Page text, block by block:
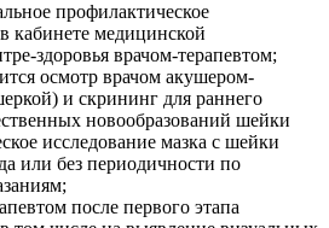
профилактическое
кабинете медицинской
здоровья врачом-терапевтом;
осмотр врачом акушером-
и скрининг для раннего
новообразований шейки
исследование мазка с шейки
или без периодичности по
после первого этапа